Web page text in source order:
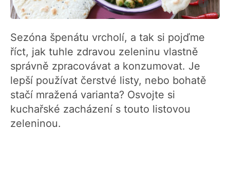
Sezóna špenátu vrcholí, a tak si pojďme
říct, jak tuhle zdravou zeleninu vlastně
správně zpracovávat a konzumovat. Je
lepší používat čerstvé listy, nebo bohatě
stačí mražená varianta? Osvojte si
kuchařské zacházení s touto listovou
zeleninou.